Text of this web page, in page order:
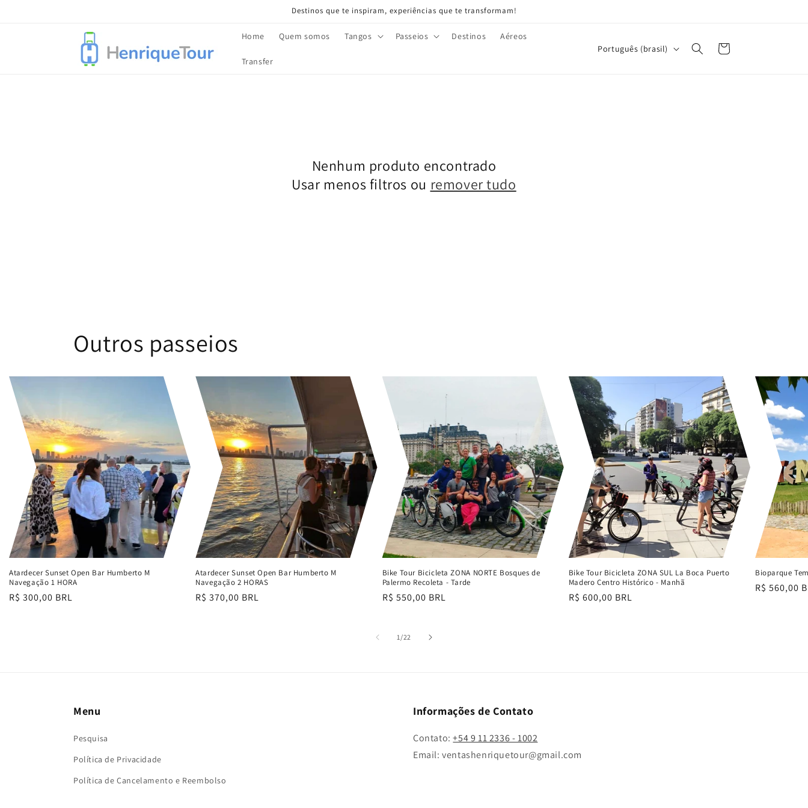
Destinos que te inspiram, experiências que te transformam!
Home Quem somos Tangos Passeios Destinos Aéreos
Transfer
Português (brasil) Carrinho
Nenhum produto encontrado
Usar menos filtros ou remover tudo
Outros passeios
Atardecer Sunset Open Bar Humberto M
Navegação 1 HORA
Preço
R$ 300,00 BRL
Atardecer Sunset Open Bar Humberto M
Navegação 2 HORAS
Preço
R$ 370,00 BRL
Bike Tour Bicicleta ZONA NORTE Bosques de
Palermo Recoleta - Tarde
Preço
R$ 550,00 BRL
Bike Tour Bicicleta ZONA SUL La Boca Puerto
Madero Centro Histórico - Manhã
Preço
R$ 600,00 BRL
Bioparque
Preço
R$ 560,00
1/de
22
Menu
Pesquisa
Política de Privacidade
Política de Cancelamento e Reembolso
Informações de Contato
Contato:+54 9 11 2336 - 1002
Email: ventashenriquetour@gmail.com